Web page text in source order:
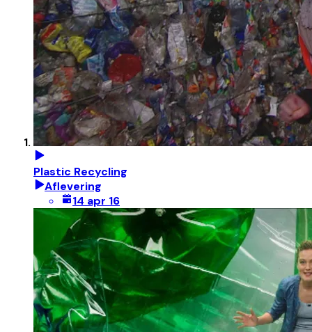
Plastic Recycling
Aflevering
14 apr 16